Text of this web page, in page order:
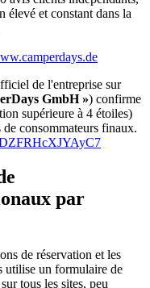
élevé et constant dans la
de l'entreprise sur
GmbH ») confirme
supérieure à 4 étoiles)
de consommateurs finaux.
par
de réservation et les
utilise un formulaire de
tous les sites, peu